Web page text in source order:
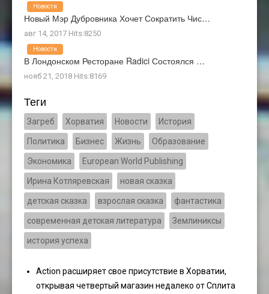
Новый Мэр Дубровника Хочет Сократить Чис…
авг 14, 2017 Hits:8250
Новости
В Лондонском Ресторане Radici Состоялся …
нояб 21, 2018 Hits:8169
Новости
Теги
Загреб Хорватия Новости История
Политика Бизнес Жизнь Образование
Экономика European World Publishing
Ирина Котляревская новая сказка
детская сказка взрослая сказка фантастика
современная детская литература Землиниксы
история успеха
Action расширяет свое присутствие в Хорватии,
открывая четвертый магазин недалеко от Сплита